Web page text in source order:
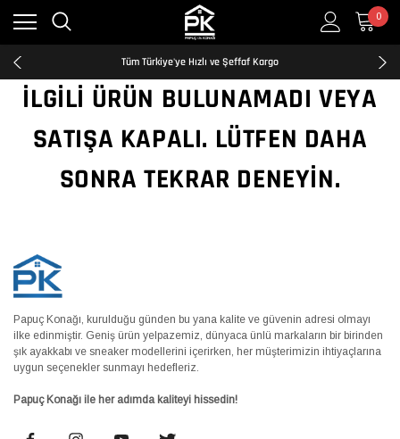
0
Kredi Kartına Taksit İmkanı
2500₺ ve Üzeri Ücretsiz Kargo
Tüm Türkiye'ye Hızlı ve Şeffaf Kargo
Kredi Kartına Taksit İmkanı
2500₺ ve Üzeri Ücretsiz Kargo
Kredi Kartına Taksit İmkanı
İLGILI ÜRÜN BULUNAMADI VEYA
SATIŞA KAPALI. LÜTFEN DAHA
SONRA TEKRAR DENEYIN.
Papuç Konağı, kurulduğu günden bu yana kalite ve güvenin adresi olmayı
ilke edinmiştir. Geniş ürün yelpazemiz, dünyaca ünlü markaların bir birinden
şık ayakkabı ve sneaker modellerini içerirken, her müşterimizin ihtiyaçlarına
uygun seçenekler sunmayı hedefleriz.
Papuç Konağı ile her adımda kaliteyi hissedin!